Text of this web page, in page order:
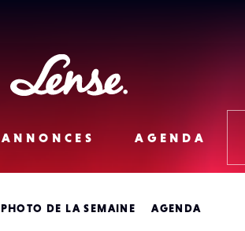
Lense
ANNONCES AGENDA
PHOTO DE LA SEMAINE AGENDA